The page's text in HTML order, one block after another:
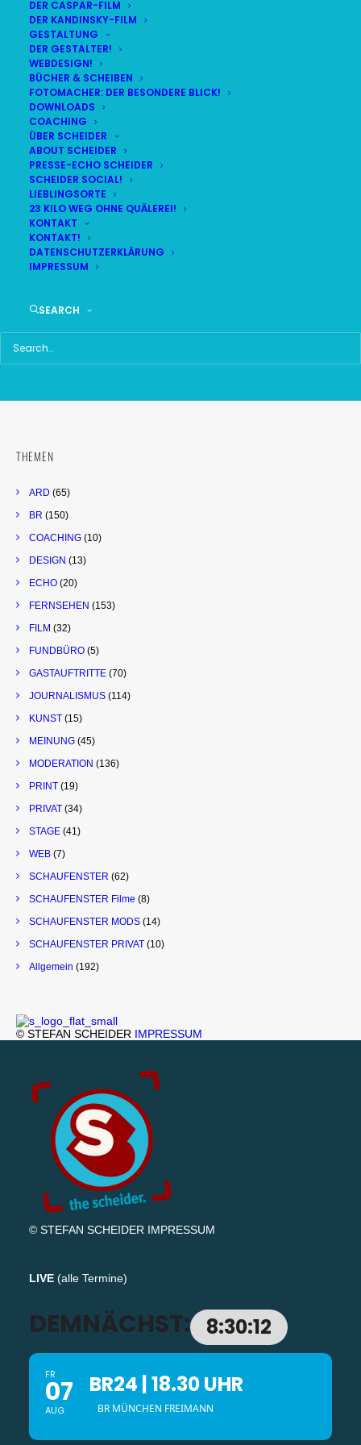
DER CASPAR-FILM
DER KANDINSKY-FILM
GESTALTUNG
DER GESTALTER!
WEBDESIGN!
BÜCHER & SCHEIBEN
FOTOMACHER: DER BESONDERE BLICK!
DOWNLOADS
COACHING
ÜBER SCHEIDER
ABOUT SCHEIDER
PRESSE-ECHO SCHEIDER
SCHEIDER SOCIAL!
LIEBLINGSORTE
23 KILO WEG OHNE QUÄLEREI!
KONTAKT
KONTAKT!
DATENSCHUTZERKLÄRUNG
IMPRESSUM
SEARCH
KEINE TERMINE
THEMEN
ARD (65)
BR (150)
COACHING (10)
DESIGN (13)
ECHO (20)
FERNSEHEN (153)
FILM (32)
FUNDBÜRO (5)
GASTAUFTRITTE (70)
JOURNALISMUS (114)
KUNST (15)
MEINUNG (45)
MODERATION (136)
PRINT (19)
PRIVAT (34)
STAGE (41)
WEB (7)
SCHAUFENSTER (62)
SCHAUFENSTER Filme (8)
SCHAUFENSTER MODS (14)
SCHAUFENSTER PRIVAT (10)
Allgemein (192)
© STEFAN SCHEIDER IMPRESSUM
© STEFAN SCHEIDER IMPRESSUM
LIVE (alle Termine)
DEMNÄCHST: 8:30:11
FR
07
AUG
BR24 | 18.30 UHR
BR MÜNCHEN FREIMANN